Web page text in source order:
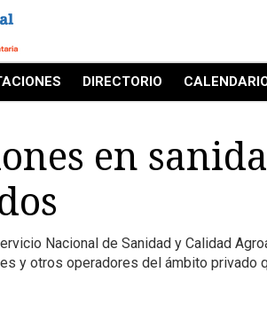
DIRECTORIO
en
Nacional de Sanidad y Calidad
y otros operadores del ámbito privado